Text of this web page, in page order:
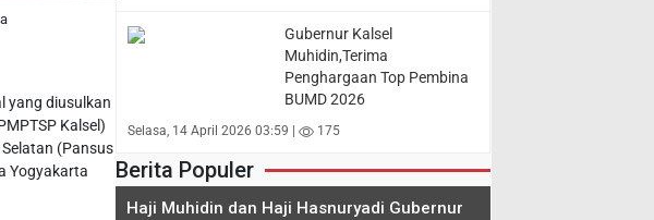
yang diusulkan
Kalsel)
(Pansus
Yogyakarta
Gubernur Kalsel
Muhidin,Terima
Penghargaan Top Pembina
BUMD 2026
Selasa, 14 April 2026 03:59 | 175
Berita Populer
Haji Muhidin dan Haji Hasnuryadi Gubernur